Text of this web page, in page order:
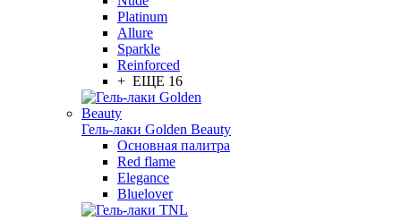
Platinum
Allure
Sparkle
Reinforced
+ ЕЩЕ 16
Гель-лаки Golden Beauty
Основная палитра
Red flame
Elegance
Bluelover